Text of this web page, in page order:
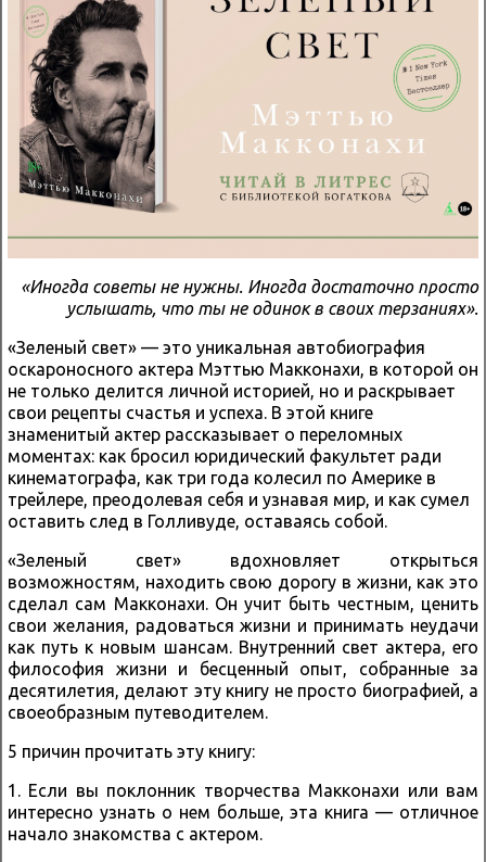
«Иногда советы не нужны. Иногда достаточно просто
услышать, что ты не одинок в своих терзаниях».
«Зеленый свет» — это уникальная автобиография
оскароносного актера Мэттью Макконахи, в которой он
не только делится личной историей, но и раскрывает
свои рецепты счастья и успеха. В этой книге
знаменитый актер рассказывает о переломных
моментах: как бросил юридический факультет ради
кинематографа, как три года колесил по Америке в
трейлере, преодолевая себя и узнавая мир, и как сумел
оставить след в Голливуде, оставаясь собой.
«Зеленый свет» вдохновляет открыться
возможностям, находить свою дорогу в жизни, как это
сделал сам Макконахи. Он учит быть честным, ценить
свои желания, радоваться жизни и принимать неудачи
как путь к новым шансам. Внутренний свет актера, его
философия жизни и бесценный опыт, собранные за
десятилетия, делают эту книгу не просто биографией, а
своеобразным путеводителем.
5 причин прочитать эту книгу:
1. Если вы поклонник творчества Макконахи или вам
интересно узнать о нем больше, эта книга — отличное
начало знакомства с актером.